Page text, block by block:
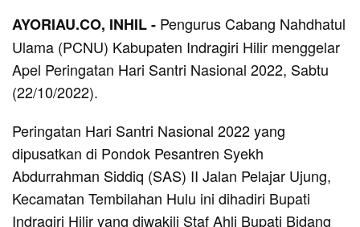
AYORIAU.CO, INHIL - Pengurus Cabang Nahdhatul
Ulama (PCNU) Kabupaten Indragiri Hilir menggelar
Apel Peringatan Hari Santri Nasional 2022, Sabtu
(22/10/2022).
Peringatan Hari Santri Nasional 2022 yang
dipusatkan di Pondok Pesantren Syekh
Abdurrahman Siddiq (SAS) II Jalan Pelajar Ujung,
Kecamatan Tembilahan Hulu ini dihadiri Bupati
Indragiri Hilir yang diwakili Staf Ahli Bupati Bidang